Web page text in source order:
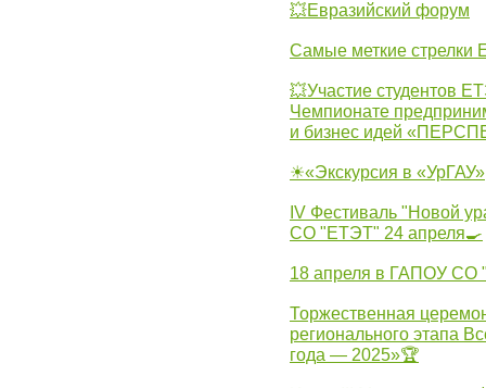
💥Евразийский форум
Самые меткие стрелки
💥Участие студентов
Чемпионате
и бизнес идей
☀«Экскурсия в «УрГАУ»
IV Фестиваль "Новой
СО "ЕТЭТ" 24 апреля🍳
18 апреля в ГАПОУ СО
Торжественная
регионального этапа
года — 2025»🏆